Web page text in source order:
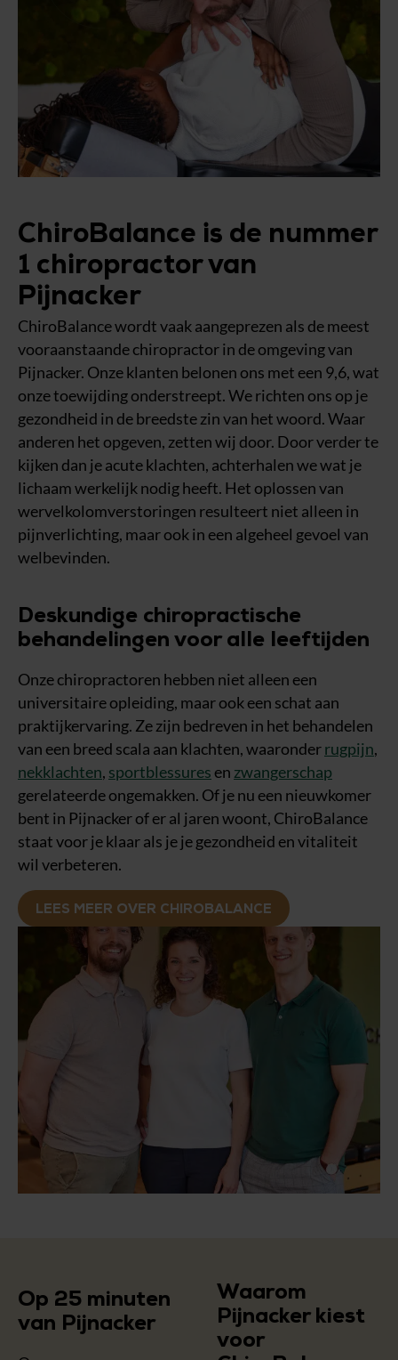
ChiroBalance is de nummer
1 chiropractor van
Pijnacker
ChiroBalance wordt vaak aangeprezen als de meest
vooraanstaande chiropractor in de omgeving van
Pijnacker. Onze klanten belonen ons met een 9,6, wat
onze toewijding onderstreept. We richten ons op je
gezondheid in de breedste zin van het woord. Waar
anderen het opgeven, zetten wij door. Door verder te
kijken dan je acute klachten, achterhalen we wat je
lichaam werkelijk nodig heeft. Het oplossen van
wervelkolomverstoringen resulteert niet alleen in
pijnverlichting, maar ook in een algeheel gevoel van
welbevinden.
Deskundige chiropractische
behandelingen voor alle leeftijden
Onze chiropractoren hebben niet alleen een
universitaire opleiding, maar ook een schat aan
praktijkervaring. Ze zijn bedreven in het behandelen
van een breed scala aan klachten, waaronderrugpijn,
nekklachten, sportblessures en zwangerschap
gerelateerde ongemakken. Of je nu een nieuwkomer
bent in Pijnacker of er al jaren woont, ChiroBalance
staat voor je klaar als je je gezondheid en vitaliteit
wil verbeteren.
LEES MEER OVER CHIROBALANCE
Op 25 minuten
van Pijnacker
Waarom
Pijnacker kiest
voor